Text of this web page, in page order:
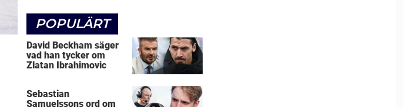
POPULÄRT
David Beckham säger
vad han tycker om
Zlatan Ibrahimovic
Sebastian
Samuelssons ord om